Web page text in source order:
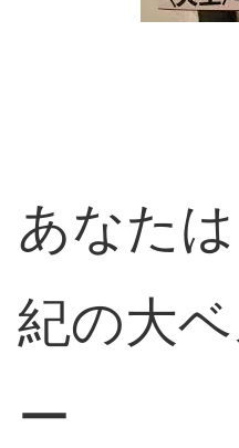
あなた
紀の大
ー